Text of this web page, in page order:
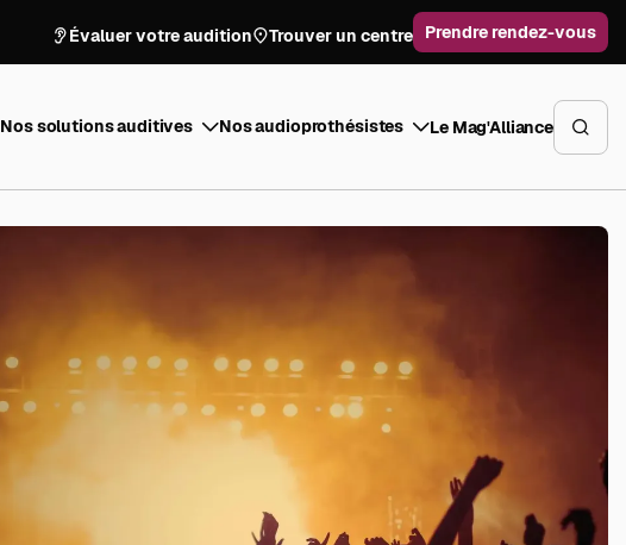
Évaluer votre audition Trouver un centre Prendre rendez-vous
Nos solutions auditives Nos audioprothésistes Le Mag'Alliance